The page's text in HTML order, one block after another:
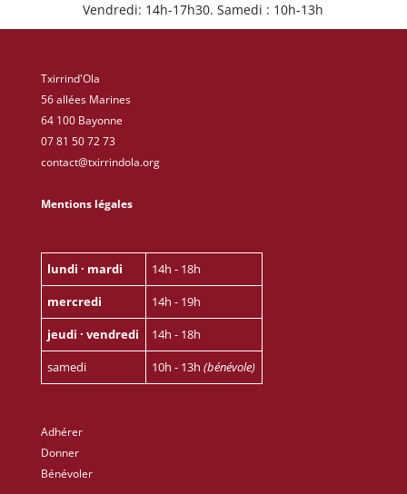
Vendredi: 14h-17h30. Samedi : 10h-13h
Txirrind'Ola
56 allées Marines
64 100 Bayonne
07 81 50 72 73
contact@txirrindola.org
Mentions légales
lundi · mardi
14h - 18h
mercredi
14h - 19h
jeudi · vendredi
14h - 18h
samedi
10h - 13h(bénévole)
Adhérer
Donner
Bénévoler